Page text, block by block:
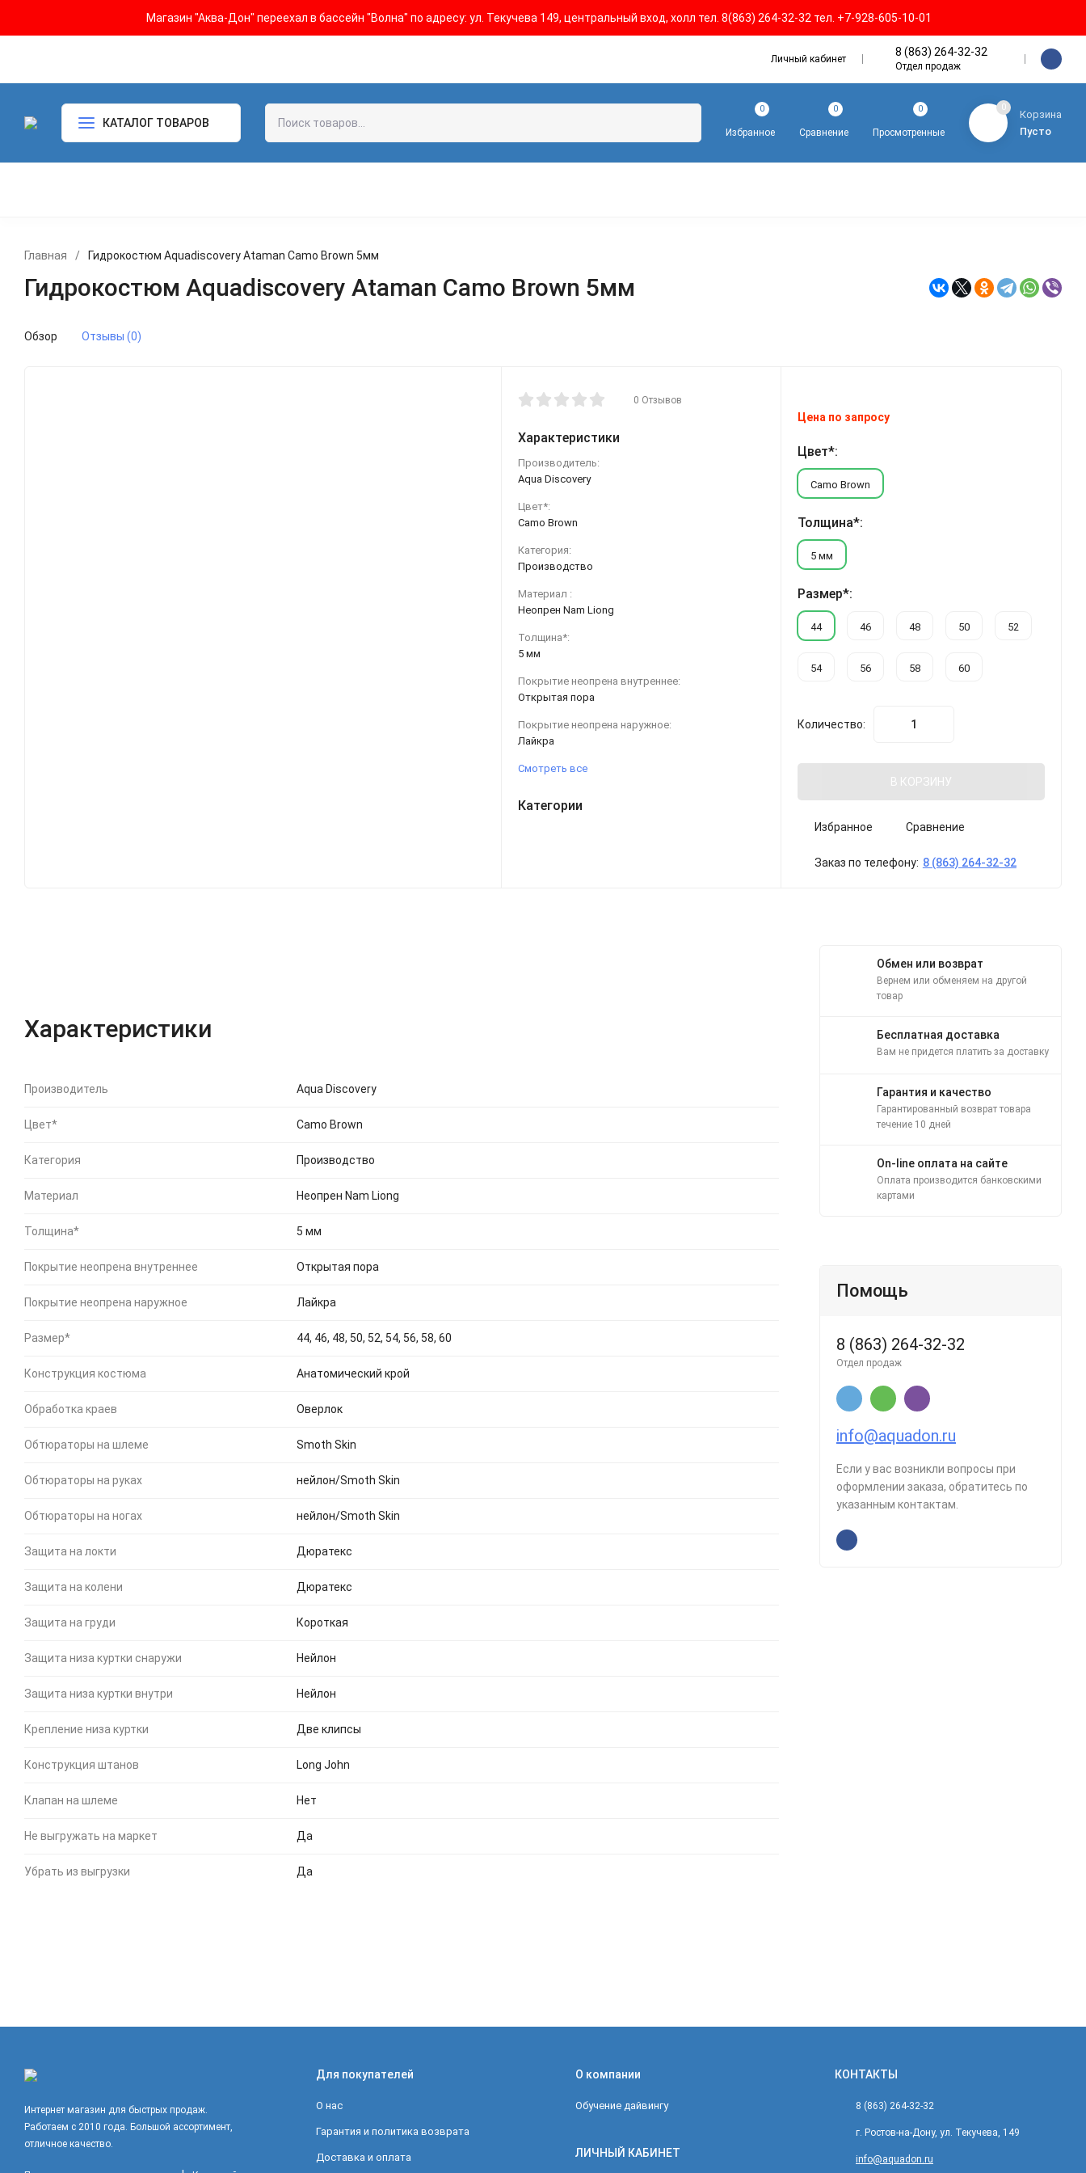
Магазин "Аква-Дон" переехал в бассейн "Волна" по адресу: ул. Текучева 149, центральный вход, холл тел. 8(863) 264-32-32 тел. +7-928-605-10-01
Личный кабинет
8 (863) 264-32-32
Отдел продаж
КАТАЛОГ ТОВАРОВ
Избранное
0
Сравнение
0
Просмотренные
0 0
Корзина
Пусто
Главная / Гидрокостюм Aquadiscovery Ataman Camo Brown 5мм
Гидрокостюм Aquadiscovery Ataman Camo Brown 5мм
Обзор Отзывы (0)
0 Отзывов
Характеристики
Производитель:
Aqua Discovery
Цвет*:
Camo Brown
Категория:
Производство
Материал :
Неопрен Nam Liong
Толщина*:
5 мм
Покрытие неопрена внутреннее:
Открытая пора
Покрытие неопрена наружное:
Лайкра
Смотреть все
Категории
Цена по запросу
Цвет*:
Camo Brown
Толщина*:
5 мм
Размер*:
44 46 48 50 52
54 56 58 60
Количество:
В КОРЗИНУ
Избранное Сравнение
Заказ по телефону: 8 (863) 264-32-32
Характеристики
Производитель Aqua Discovery
Цвет* Camo Brown
Категория Производство
Материал Неопрен Nam Liong
Толщина* 5 мм
Покрытие неопрена внутреннее Открытая пора
Покрытие неопрена наружное Лайкра
Размер* 44, 46, 48, 50, 52, 54, 56, 58, 60
Конструкция костюма Анатомический крой
Обработка краев Оверлок
Обтюраторы на шлеме Smoth Skin
Обтюраторы на руках нейлон/Smoth Skin
Обтюраторы на ногах нейлон/Smoth Skin
Защита на локти Дюратекс
Защита на колени Дюратекс
Защита на груди Короткая
Защита низа куртки снаружи Нейлон
Защита низа куртки внутри Нейлон
Крепление низа куртки Две клипсы
Конструкция штанов Long John
Клапан на шлеме Нет
Не выгружать на маркет Да
Убрать из выгрузки Да
Обмен или возврат
Вернем или обменяем на другой
товар
Бесплатная доставка
Вам не придется платить за доставку
Гарантия и качество
Гарантированный возврат товара
течение 10 дней
On-line оплата на сайте
Оплата производится банковскими
картами
Помощь
8 (863) 264-32-32
Отдел продаж
info@aquadon.ru
Если у вас возникли вопросы при
оформлении заказа, обратитесь по
указанным контактам.
Интернет магазин для быстрых продаж.
Работаем с 2010 года. Большой ассортимент,
отличное качество.
Для покупателей
О нас
Гарантия и политика возврата
Доставка и оплата
О компании
Обучение дайвингу
ЛИЧНЫЙ КАБИНЕТ
КОНТАКТЫ
8 (863) 264-32-32
г. Ростов-на-Дону, ул. Текучева, 149
info@aquadon.ru